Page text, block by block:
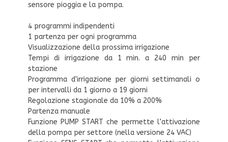
sensore pioggia e la pompa.
4 programmi indipendenti
1 partenza per ogni programma
Visualizzazione della prossima irrigazione
Tempi di irrigazione da 1 min. a 240 min per
stazione
Programma d'irrigazione per giorni settimanali o
per intervalli da 1 giorno a 19 giorni
Regolazione stagionale da 10% a 200%
Partenza manuale
Funzione PUMP START che permette l’attivazione
della pompa per settore (nella versione 24 VAC)